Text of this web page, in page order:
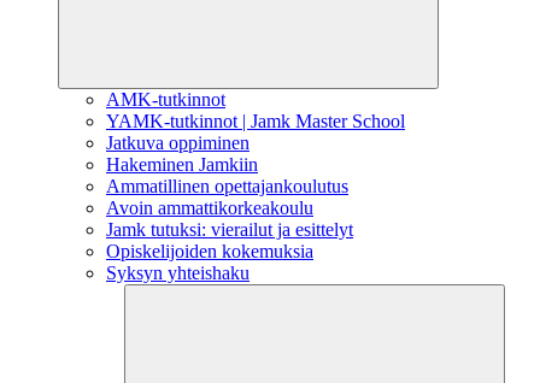
AMK-tutkinnot
YAMK-tutkinnot | Jamk Master School
Jatkuva oppiminen
Hakeminen Jamkiin
Ammatillinen opettajankoulutus
Avoin ammattikorkeakoulu
Jamk tutuksi: vierailut ja esittelyt
Opiskelijoiden kokemuksia
Syksyn yhteishaku